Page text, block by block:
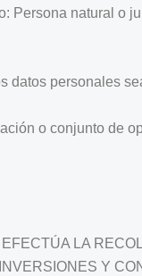
Persona natural o
datos personales
o conjunto de
LA
Y